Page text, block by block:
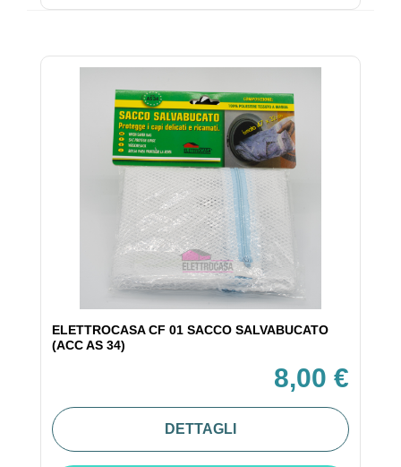
ELETTROCASA CF 01 SACCO SALVABUCATO
(ACC AS 34)
8,00 €
DETTAGLI